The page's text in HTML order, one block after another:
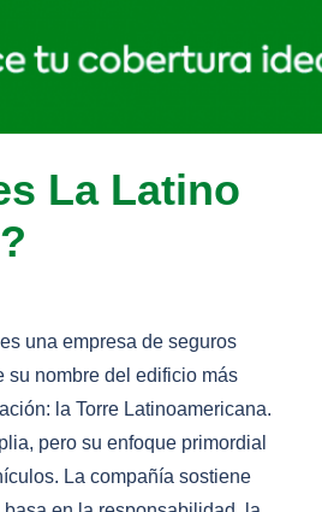
La Latino
es una empresa de seguros
su nombre del edificio más
la Torre Latinoamericana.
pero su enfoque primordial
La compañía sostiene